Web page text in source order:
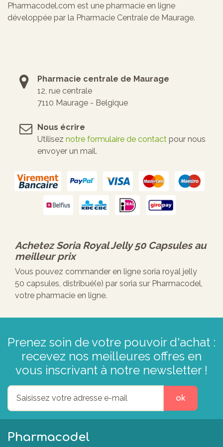
Pharmacodel.com est une pharmacie en ligne
développée par la Pharmacie Centrale de Maurage.
Pharmacie centrale de Maurage
12, rue centrale
7110 Maurage - Belgique
Nous écrire
Utilisez notre formulaire de contact pour nous
envoyer un mail.
AchetezSoria Royal Jelly 50 Capsulesau
meilleur prix
Vous pouvez commander en ligne soria royal jelly
50 capsules, distribué(e) par soria sur Pharmacodel,
votre pharmacie en ligne.
Prenez soin de votre pouvoir d'achat :
recevez nos meilleures offres en
vous inscrivant à notre newsletter !
ok
Pharmacodel